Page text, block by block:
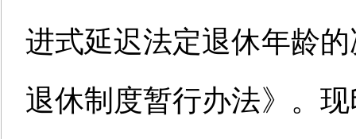
进式延迟法定退休年龄
退休制度暂行办法》。